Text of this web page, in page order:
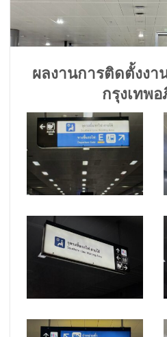
ผลงานการติดตั้งงา
กรุงเทพ